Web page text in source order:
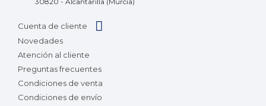
Cuenta de cliente
Novedades
Atención al cliente
Preguntas frecuentes
Condiciones de venta
Condiciones de envío